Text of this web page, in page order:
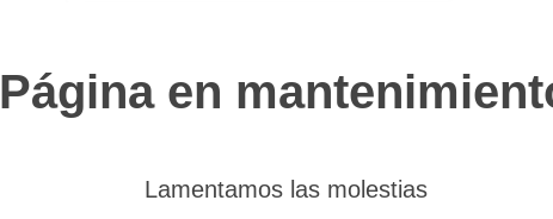
Página en
Lamentamos las molestias